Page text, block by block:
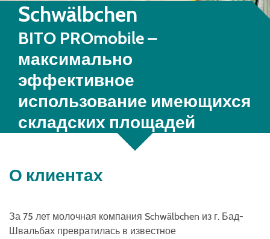
Schwälbchen
BITO PROmobile –
максимально
эффективное
использование имеющихся
складских площадей
О клиентах
За 75 лет молочная компания Schwälbchen из г. Бад-
Швальбах превратилась в известное